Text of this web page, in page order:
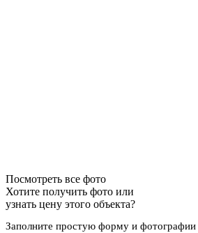
Посмотреть все фото
Хотите получить фото или
узнать цену этого объекта?
Заполните простую форму и фотографии